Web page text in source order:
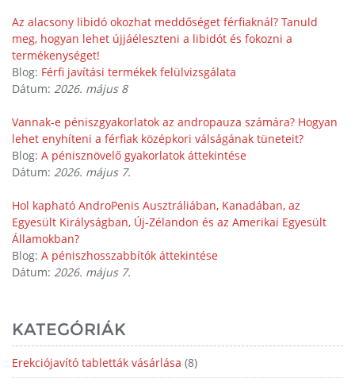
Az alacsony libidó okozhat meddőséget férfiaknál? Tanuld
meg, hogyan lehet újjáéleszteni a libidót és fokozni a
termékenységet!
Blog: Férfi javítási termékek felülvizsgálata
Dátum: 2026. május 8
Vannak-e péniszgyakorlatok az andropauza számára? Hogyan
lehet enyhíteni a férfiak középkori válságának tüneteit?
Blog: A pénisznövelő gyakorlatok áttekintése
Dátum: 2026. május 7.
Hol kapható AndroPenis Ausztráliában, Kanadában, az
Egyesült Királyságban, Új-Zélandon és az Amerikai Egyesült
Államokban?
Blog: A péniszhosszabbítók áttekintése
Dátum: 2026. május 7.
KATEGÓRIÁK
Erekciójavító tabletták vásárlása (8)